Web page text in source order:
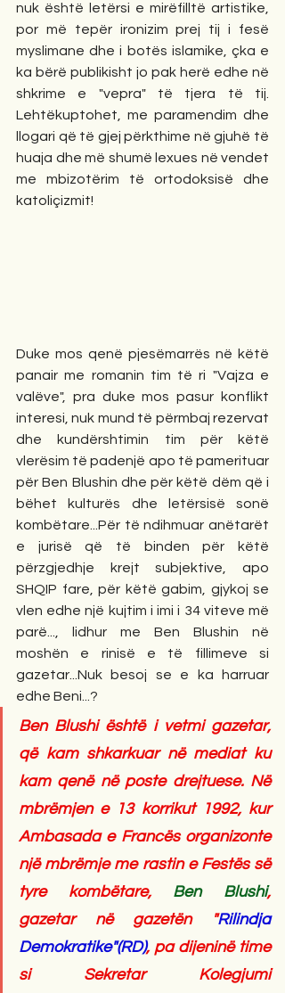
nuk është letërsi e mirëfilltë artistike,
por më tepër ironizim prej tij i fesë
myslimane dhe i botës islamike, çka e
ka bërë publikisht jo pak herë edhe në
shkrime e "vepra" të tjera të tij.
Lehtëkuptohet, me paramendim dhe
llogari që të gjej përkthime në gjuhë të
huaja dhe më shumë lexues në vendet
me mbizotërim të ortodoksisë dhe
katoliçizmit!
Duke mos qenë pjesëmarrës në këtë
panair me romanin tim të ri "Vajza e
valëve", pra duke mos pasur konflikt
interesi, nuk mund të përmbaj rezervat
dhe kundërshtimin tim për këtë
vlerësim të padenjë apo të pamerituar
për Ben Blushin dhe për këtë dëm që i
bëhet kulturës dhe letërsisë sonë
kombëtare...Për të ndihmuar anëtarët
e jurisë që të binden për këtë
përzgjedhje krejt subjektive, apo
SHQIP fare, për këtë gabim, gjykoj se
vlen edhe një kujtim i imi i 34 viteve më
parë..., lidhur me Ben Blushin në
moshën e rinisë e të fillimeve si
gazetar...Nuk besoj se e ka harruar
edhe Beni...?
Ben Blushi është i vetmi gazetar,
që kam shkarkuar në mediat ku
kam qenë në poste drejtuese. Në
mbrëmjen e 13 korrikut 1992, kur
Ambasada e Francës organizonte
një mbrëmje me rastin e Festës së
tyre kombëtare, Ben Blushi,
gazetar në gazetën "Rilindja
Demokratike"(RD), pa dijeninë time
si Sekretar Kolegjumi